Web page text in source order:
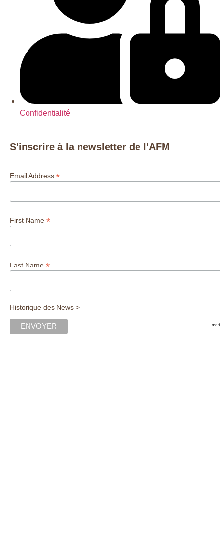
Confidentialité
S'inscrire à la newsletter de l'AFM
Email Address *
First Name *
Last Name *
Historique des News >